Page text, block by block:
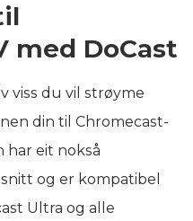
med DoCast
viss du vil strøyme
din til Chromecast-
har eit nokså
og er kompatibel
Ultra og alle